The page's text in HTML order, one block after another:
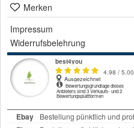
Merken
Impressum
Widerrufsbelehrung